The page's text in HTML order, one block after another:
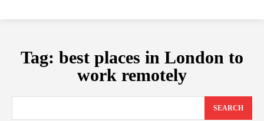
Tag: best places in London to
work remotely
SEARCH